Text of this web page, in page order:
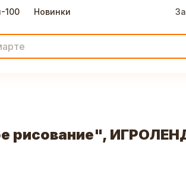
100 Новинки
рисование",